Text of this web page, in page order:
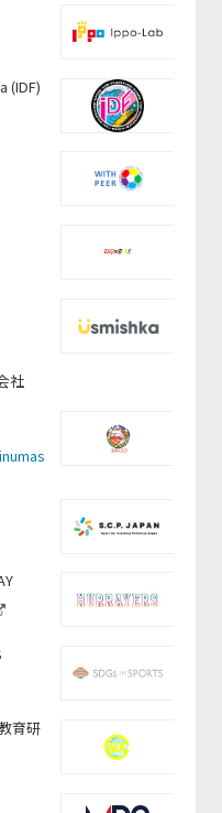
(IDF)
社
育研
faculty/kawai/info.ht
5/44/202/